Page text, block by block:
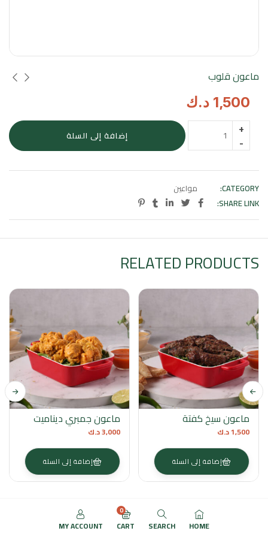
ماعون قلوب
1,500 د.ك
كمية
ماعون
إضافة إلى السلة
CATEGORY:
مواعين
SHARE LINK:
RELATED PRODUCTS
ماعون سيخ كفتة
1,500د.ك
إضافة إلى السلة
ماعون جمبري ديناميت
3,000د.ك
إضافة إلى السلة
HOME
SEARCH
0
CART
MY ACCOUNT